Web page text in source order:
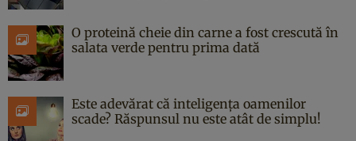
O proteină cheie din carne a fost crescută în
salata verde pentru prima dată
Este adevărat că inteligența oamenilor
scade? Răspunsul nu este atât de simplu!